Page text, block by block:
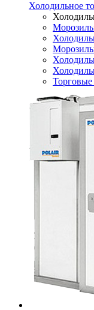
Холодильное
Торговые